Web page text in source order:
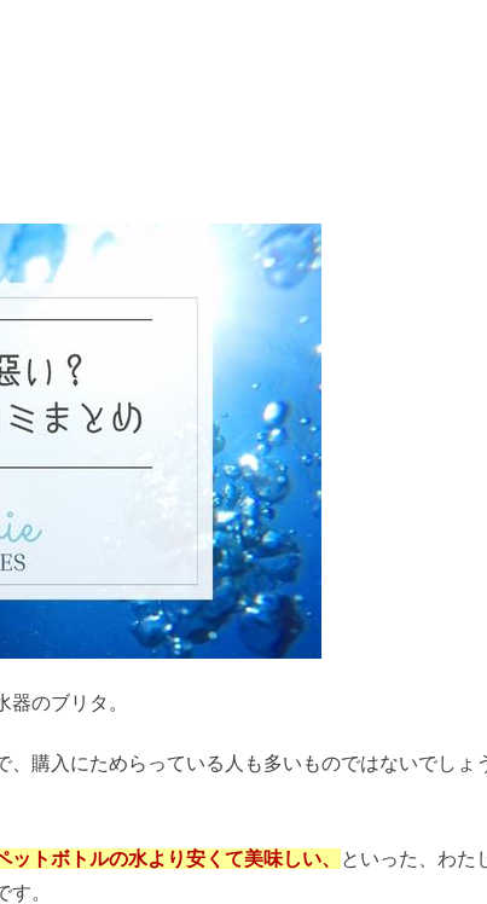
のブリタ。
、購入にためらっている人も多いものではないでしょ
トボトルの水より安くて美味しい、
といった、わた
。